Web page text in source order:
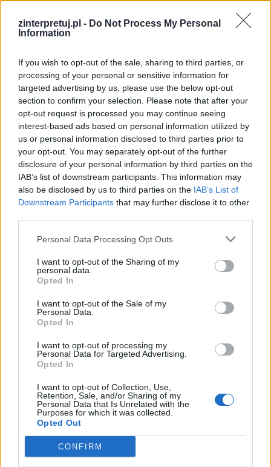
zinterpretuj.pl - Do Not Process My Personal
Information
If you wish to opt-out of the sale, sharing to third parties, or
processing of your personal or sensitive information for
targeted advertising by us, please use the below opt-out
section to confirm your selection. Please note that after your
opt-out request is processed you may continue seeing
interest-based ads based on personal information utilized by
us or personal information disclosed to third parties prior to
your opt-out. You may separately opt-out of the further
disclosure of your personal information by third parties on the
IAB’s list of downstream participants. This information may
also be disclosed by us to third parties on the IAB’s List of
Downstream Participants that may further disclose it to other
Personal Data Processing Opt Outs
I want to opt-out of the Sharing of my
personal data.
Opted In
I want to opt-out of the Sale of my
Personal Data.
Opted In
I want to opt-out of processing my
Personal Data for Targeted Advertising.
Opted In
I want to opt-out of Collection, Use,
Retention, Sale, and/or Sharing of my
Personal Data that Is Unrelated with the
Purposes for which it was collected.
Opted Out
CONFIRM
Opis wyprawy chłopców z Placu
Broni do Ogrodu Botanicznego
Chłopcy z Placu Broni chcieli dostać się do
Ogrodu Botanicznego, by udowodnić
czerwonym koszulom, że potrafią niezauważeni
wkraść się na ich teren i nie boją się tego.
Dowódca Janosz Boka wziął ze sobą dwóch
najodważniejszych żołnierzy – Czonakosza i
Nemeczka.
Kategorie
opracowania
Opis bitwy na Placu Broni
Bitwa o Plac Broni to kulminacyjny moment
powieści Ferenca Molnara. Po dwóch stronach
konfliktu stanęli chłopcy z Placu Broni, którzy
pragnęli obronić swoje miejsce zabaw oraz
czerwone koszule, które chciały ten teren
przejąć.